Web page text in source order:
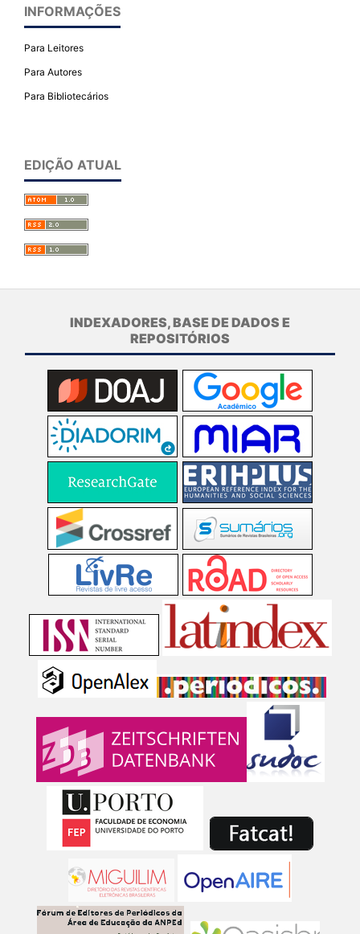
INFORMAÇÕES
Para Leitores
Para Autores
Para Bibliotecários
EDIÇÃO ATUAL
INDEXADORES, BASE DE DADOS E
REPOSITÓRIOS